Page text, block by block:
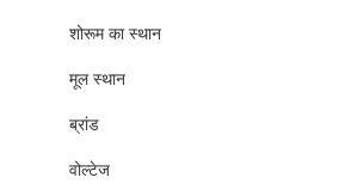
शोरूम का स्थान
मूल स्थान
ब्रांड
वोल्टेज